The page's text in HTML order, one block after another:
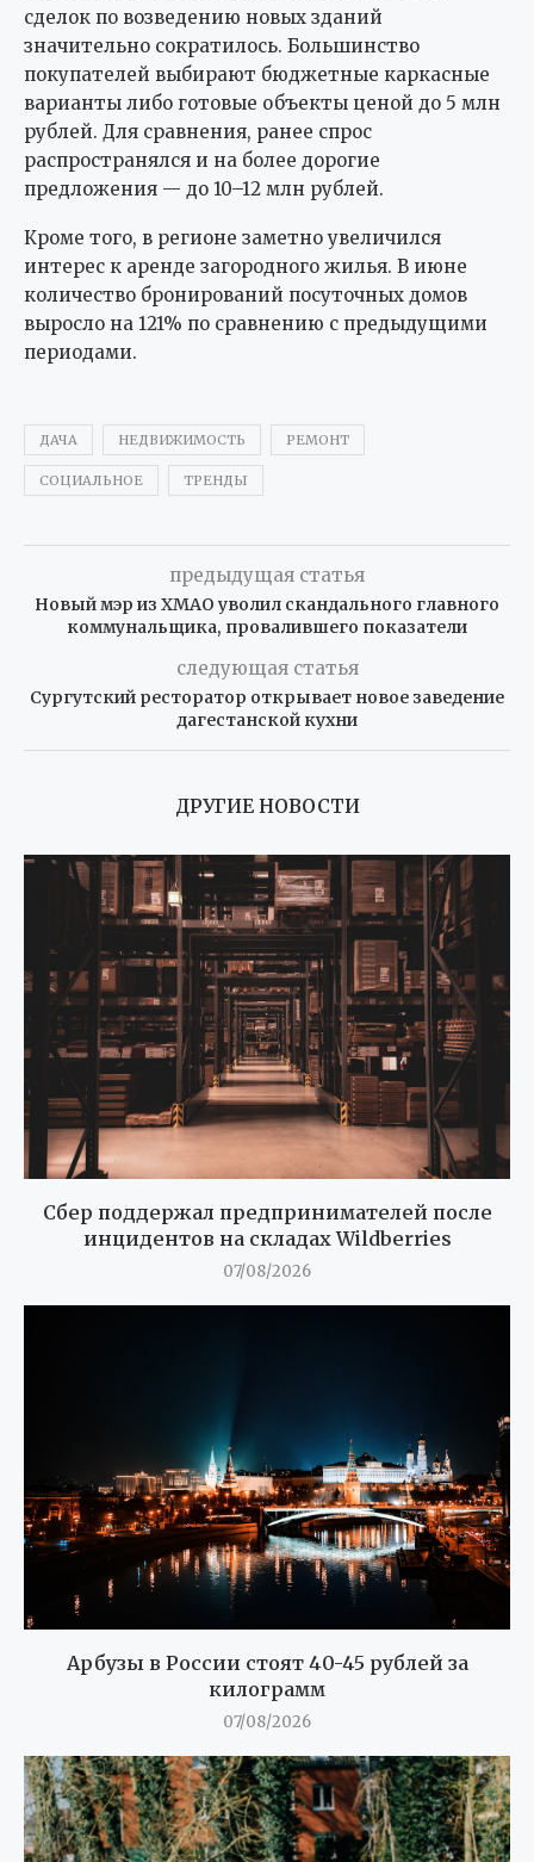
сделок по возведению новых зданий
значительно сократилось. Большинство
покупателей выбирают бюджетные каркасные
варианты либо готовые объекты ценой до 5 млн
рублей. Для сравнения, ранее спрос
распространялся и на более дорогие
предложения — до 10–12 млн рублей.
Кроме того, в регионе заметно увеличился
интерес к аренде загородного жилья. В июне
количество бронирований посуточных домов
выросло на 121% по сравнению с предыдущими
периодами.
ДАЧА НЕДВИЖИМОСТЬ РЕМОНТ
СОЦИАЛЬНОЕ ТРЕНДЫ
предыдущая статья
Новый мэр из ХМАО уволил скандального главного
коммунальщика, провалившего показатели
следующая статья
Сургутский ресторатор открывает новое заведение
дагестанской кухни
ДРУГИЕ НОВОСТИ
Сбер поддержал предпринимателей после
инцидентов на складах Wildberries
07/08/2026
Арбузы в России стоят 40-45 рублей за
килограмм
07/08/2026